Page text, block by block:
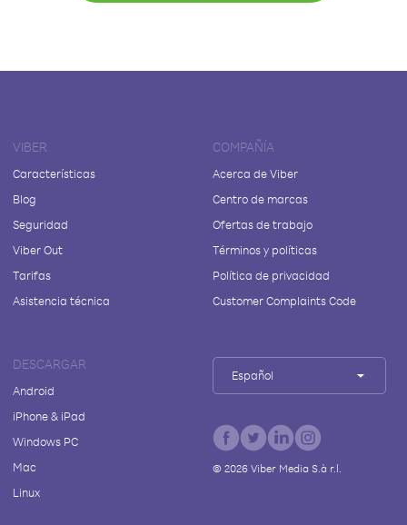
VIBER
Características
Blog
Seguridad
Viber Out
Tarifas
Asistencia técnica
COMPAÑÍA
Acerca de Viber
Centro de marcas
Ofertas de trabajo
Términos y políticas
Política de privacidad
Customer Complaints Code
DESCARGAR
Android
iPhone & iPad
Windows PC
Mac
Linux
Español
© 2026Viber Media S.à r.l.